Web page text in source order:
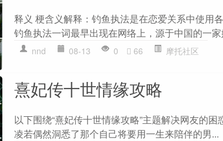
释义 梗含义解释：钓鱼执法是在恋爱关系中使用
钓鱼执法一词最早出现在网络上，源于中国的一
nnd 08-13 0 66 摩托社区
熹妃传十世情缘攻略
以下围绕“熹妃传十世情缘攻略”主题解决网友的
凌若偶然洞悉了那个自己将要用一生来陪伴的男...